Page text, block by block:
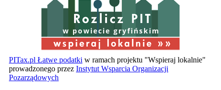
w powiecie gryfińskim
PITax.pl Łatwe podatki w ramach projektu "Wspieraj lokalnie"
prowadzonego przez Instytut Wsparcia Organizacji
Pozarządowych